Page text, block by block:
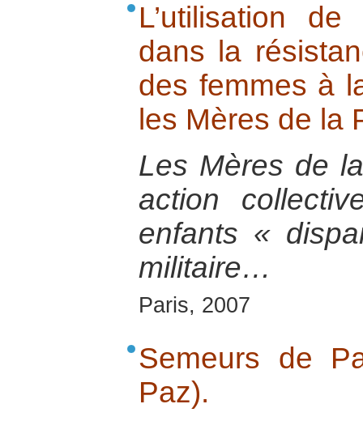
L’utilisation
dans la
des femmes à
les Mères de la
Les Mères de
action
enfants «
militaire…
Paris, 2007
Semeurs de
Paz).